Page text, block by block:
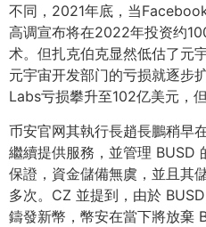
不同，2021年底，当
高调宣布将在2022年投资约
术。但扎克伯克显然低估了元
元宇宙开发部门的亏损就逐步
Labs亏损攀升至102亿美元，
币安官网其執行長趙長鵬稍早
繼續提供服務，並管理 BUSD
保證，資金儲備無虞，並且其
多次。CZ 並提到，由於
鑄發新幣，幣安在當下將放棄